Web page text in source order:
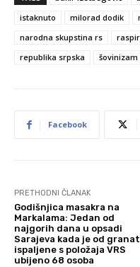
istaknuto
milorad dodik
narodna skupstina rs
republika srpska
Facebook
PRETHODNI ČLANAK
Godišnjica masakra na
Markalama: Jedan od
najgorih dana u opsadi
Sarajeva kada je od
ispaljene s položaja VRS
ubijeno 68 osoba